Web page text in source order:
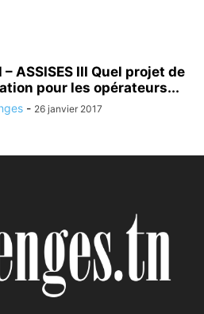
– ASSISES III Quel projet de
pour les opérateurs...
- 26 janvier 2017